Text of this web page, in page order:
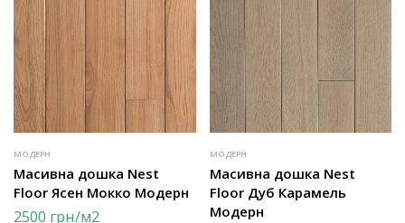
МОДЕРН
Масивна дошка Nest
Floor Ясен Мокко Модерн
2500 грн/м2
МОДЕРН
Масивна дошка Nest
Floor Дуб Карамель
Модерн